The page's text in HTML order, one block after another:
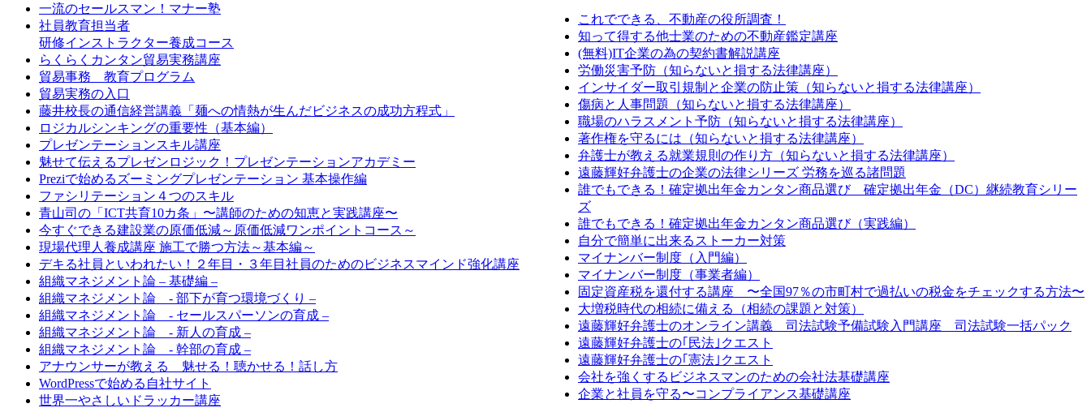
一流のセールスマン！マナー塾
社員教育担当者
研修インストラクター養成コース
らくらくカンタン貿易実務講座
貿易事務 教育プログラム
貿易実務の入口
藤井校長の通信経営講義「麺への情熱が生んだビジネスの成功方程式」
ロジカルシンキングの重要性（基本編）
プレゼンテーションスキル講座
魅せて伝えるプレゼンロジック！プレゼンテーションアカデミー
Preziで始めるズーミングプレゼンテーション 基本操作編
ファシリテーション４つのスキル
青山司の「ICT共育10カ条」〜講師のための知恵と実践講座〜
今すぐできる建設業の原価低減～原価低減ワンポイントコース～
現場代理人養成講座 施工で勝つ方法～基本編～
デキる社員といわれたい！２年目・３年目社員のためのビジネスマインド強化講座
組織マネジメント論 – 基礎編 –
組織マネジメント論 - 部下が育つ環境づくり –
組織マネジメント論 - セールスパーソンの育成 –
組織マネジメント論 - 新人の育成 –
組織マネジメント論 - 幹部の育成 –
アナウンサーが教える 魅せる！聴かせる！話し方
WordPressで始める自社サイト
世界一やさしいドラッカー講座
これでできる、不動産の役所調査！
知って得する他士業のための不動産鑑定講座
(無料)IT企業の為の契約書解説講座
労働災害予防（知らないと損する法律講座）
インサイダー取引規制と企業の防止策（知らないと損する法律講座）
傷病と人事問題（知らないと損する法律講座）
職場のハラスメント予防（知らないと損する法律講座）
著作権を守るには（知らないと損する法律講座）
弁護士が教える就業規則の作り方（知らないと損する法律講座）
遠藤輝好弁護士の企業の法律シリーズ 労務を巡る諸問題
誰でもできる！確定拠出年金カンタン商品選び 確定拠出年金（DC）継続教育シリー
ズ
誰でもできる！確定拠出年金カンタン商品選び（実践編）
自分で簡単に出来るストーカー対策
マイナンバー制度（入門編）
マイナンバー制度（事業者編）
固定資産税を還付する講座 〜全国97％の市町村で過払いの税金をチェックする方法〜
大増税時代の相続に備える（相続の課題と対策）
遠藤輝好弁護士のオンライン講義 司法試験予備試験入門講座 司法試験一括パック
遠藤輝好弁護士の｢民法｣クエスト
遠藤輝好弁護士の｢憲法｣クエスト
会社を強くするビジネスマンのための会社法基礎講座
企業と社員を守る〜コンプライアンス基礎講座